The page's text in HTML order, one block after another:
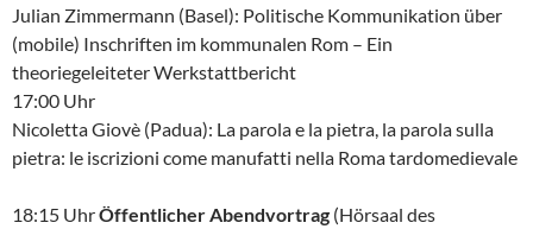
Julian Zimmermann (Basel): Politische Kommunikation über
(mobile) Inschriften im kommunalen Rom – Ein
theoriegeleiteter Werkstattbericht
17:00 Uhr
Nicoletta Giovè (Padua): La parola e la pietra, la parola sulla
pietra: le iscrizioni come manufatti nella Roma tardomedievale
18:15 UhrÖffentlicher Abendvortrag (Hörsaal des